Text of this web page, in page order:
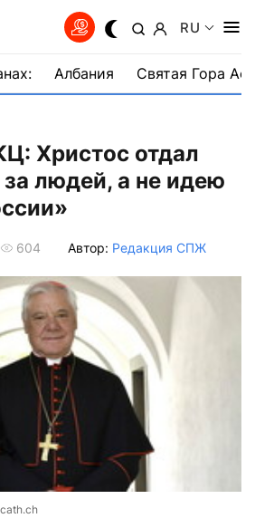
RU
Албания Святая Гора
Христос отдал
людей, а не идею
604 Автор: Редакция СПЖ